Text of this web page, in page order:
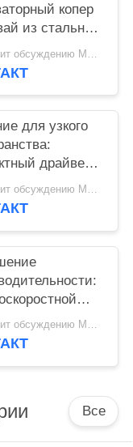
копер
из стальных
шпунтовых
Подлежит обсуждению MOQ:1 набор
для узкого
драйвер с
крепкой для Подлежит обсуждению MOQ:1 набор
с мощной
для
Подлежит обсуждению MOQ:1 набор
Все